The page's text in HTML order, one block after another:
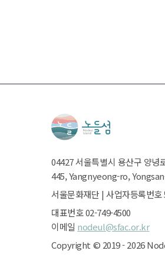
이
04427서울특별시 용산구 양녕
445, Yangnyeong-ro,
서울문화재단 | 사업자등록번호
대표번호 02-749-4500
이메일 nodeul@sfac.or.kr
Copyright © 2019 - 2026